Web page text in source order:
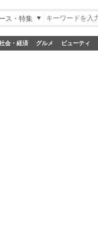
ス・特集
会・経済 グルメ ビューティ